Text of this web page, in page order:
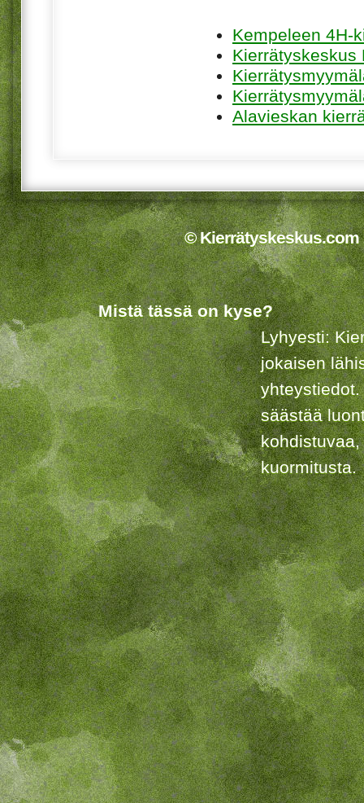
Kempeleen 4H-
Kierrätyskeskus
Alavieskan
© Kierrätyskeskus.com
Mistä tässä on kyse?
Lyhyesti:
jokaisen
säästää
kuormitusta.